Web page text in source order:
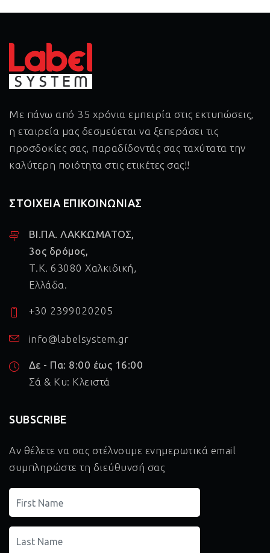
Με πάνω από 35 χρόνια εμπειρία στις εκτυπώσεις,
η εταιρεία μας δεσμεύεται να ξεπεράσει τις
προσδοκίες σας, παραδίδοντάς σας ταχύτατα την
καλύτερη ποιότητα στις ετικέτες σας!!
ΣΤΟΙΧΕΙΑ ΕΠΙΚΟΙΝΩΝΙΑΣ
ΒΙ.ΠΑ. ΛΑΚΚΩΜΑΤΟΣ,
3ος δρόμος,
Τ.Κ. 63080 Χαλκιδική,
Ελλάδα.
+30 2399020205
info@labelsystem.gr
Δε - Πα: 8:00 έως 16:00
Σά & Κυ: Κλειστά
SUBSCRIBE
Αν θέλετε να σας στέλνουμε ενημερωτικά email
συμπληρώστε τη διεύθυνσή σας